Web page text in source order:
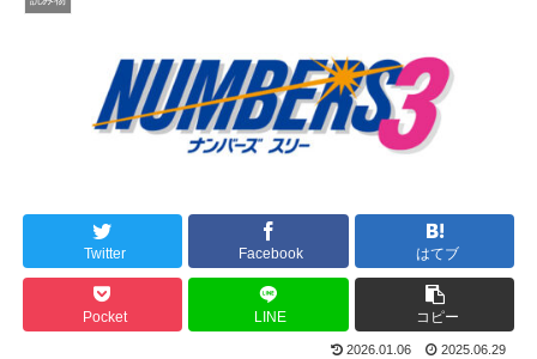
Twitter Facebook はてブ
Pocket LINE コピー
2026.01.06 2025.06.29